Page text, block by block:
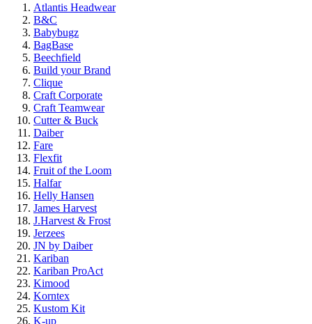
Atlantis Headwear
B&C
Babybugz
BagBase
Beechfield
Build your Brand
Clique
Craft Corporate
Craft Teamwear
Cutter & Buck
Daiber
Fare
Flexfit
Fruit of the Loom
Halfar
Helly Hansen
James Harvest
J.Harvest & Frost
Jerzees
JN by Daiber
Kariban
Kariban ProAct
Kimood
Korntex
Kustom Kit
K-up